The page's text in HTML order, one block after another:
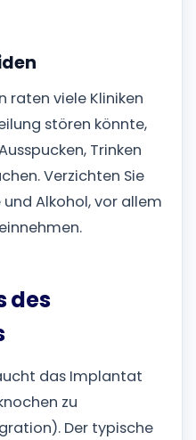
raten viele Kliniken
stören könnte,
Trinken
Verzichten Sie
Alkohol, vor allem
des
das Implantat
zu
Der typische